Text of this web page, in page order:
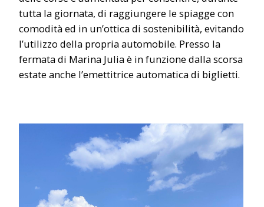
tutta la giornata, di raggiungere le spiagge con
comodità ed in un’ottica di sostenibilità, evitando
l’utilizzo della propria automobile. Presso la
fermata di Marina Julia è in funzione dalla scorsa
estate anche l’emettitrice automatica di biglietti.